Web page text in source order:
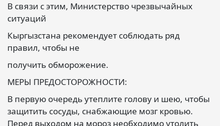
В связи с этим, Министерство чрезвычайных
ситуаций
Кыргызстана рекомендует соблюдать ряд
правил, чтобы не
получить обморожение.
МЕРЫ ПРЕДОСТОРОЖНОСТИ:
В первую очередь утеплите голову и шею, чтобы
защитить сосуды, снабжающие мозг кровью.
Перед выходом на мороз необходимо утолить